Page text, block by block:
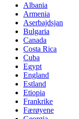
Albania
Armenia
Aserbajdsjan
Bulgaria
Canada
Costa Rica
Cuba
Egypt
England
Estland
Etiopia
Frankrike
Færøyene